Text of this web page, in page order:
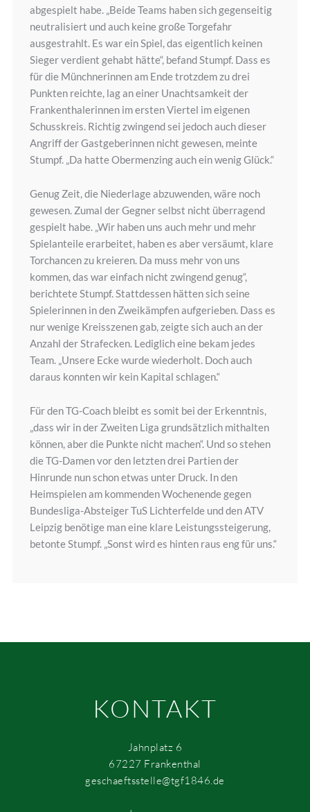
abgespielt habe. „Beide Teams haben sich gegenseitig
neutralisiert und auch keine große Torgefahr
ausgestrahlt. Es war ein Spiel, das eigentlich keinen
Sieger verdient gehabt hätte“, befand Stumpf. Dass es
für die Münchnerinnen am Ende trotzdem zu drei
Punkten reichte, lag an einer Unachtsamkeit der
Frankenthalerinnen im ersten Viertel im eigenen
Schusskreis. Richtig zwingend sei jedoch auch dieser
Angriff der Gastgeberinnen nicht gewesen, meinte
Stumpf. „Da hatte Obermenzing auch ein wenig Glück.“
Genug Zeit, die Niederlage abzuwenden, wäre noch
gewesen. Zumal der Gegner selbst nicht überragend
gespielt habe. „Wir haben uns auch mehr und mehr
Spielanteile erarbeitet, haben es aber versäumt, klare
Torchancen zu kreieren. Da muss mehr von uns
kommen, das war einfach nicht zwingend genug“,
berichtete Stumpf. Stattdessen hätten sich seine
Spielerinnen in den Zweikämpfen aufgerieben. Dass es
nur wenige Kreisszenen gab, zeigte sich auch an der
Anzahl der Strafecken. Lediglich eine bekam jedes
Team. „Unsere Ecke wurde wiederholt. Doch auch
daraus konnten wir kein Kapital schlagen.“
Für den TG-Coach bleibt es somit bei der Erkenntnis,
„dass wir in der Zweiten Liga grundsätzlich mithalten
können, aber die Punkte nicht machen“. Und so stehen
die TG-Damen vor den letzten drei Partien der
Hinrunde nun schon etwas unter Druck. In den
Heimspielen am kommenden Wochenende gegen
Bundesliga-Absteiger TuS Lichterfelde und den ATV
Leipzig benötige man eine klare Leistungssteigerung,
betonte Stumpf. „Sonst wird es hinten raus eng für uns.“
KONTAKT
Jahnplatz 6
67227 Frankenthal
geschaeftsstelle@tgf1846.de